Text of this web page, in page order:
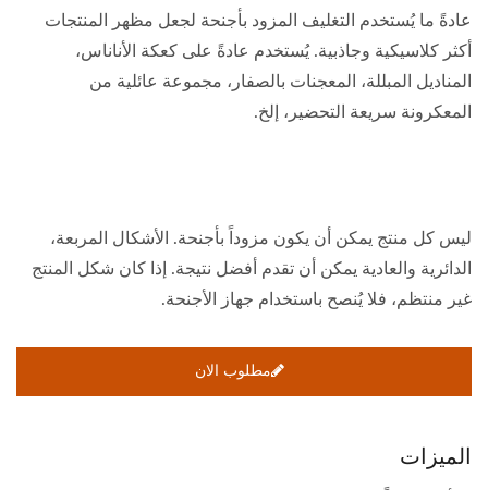
عادةً ما يُستخدم التغليف المزود بأجنحة لجعل مظهر المنتجات
أكثر كلاسيكية وجاذبية. يُستخدم عادةً على كعكة الأناناس،
المناديل المبللة، المعجنات بالصفار، مجموعة عائلية من
المعكرونة سريعة التحضير، إلخ.
ليس كل منتج يمكن أن يكون مزوداً بأجنحة. الأشكال المربعة،
الدائرية والعادية يمكن أن تقدم أفضل نتيجة. إذا كان شكل المنتج
غير منتظم، فلا يُنصح باستخدام جهاز الأجنحة.
مطلوب الان
الميزات